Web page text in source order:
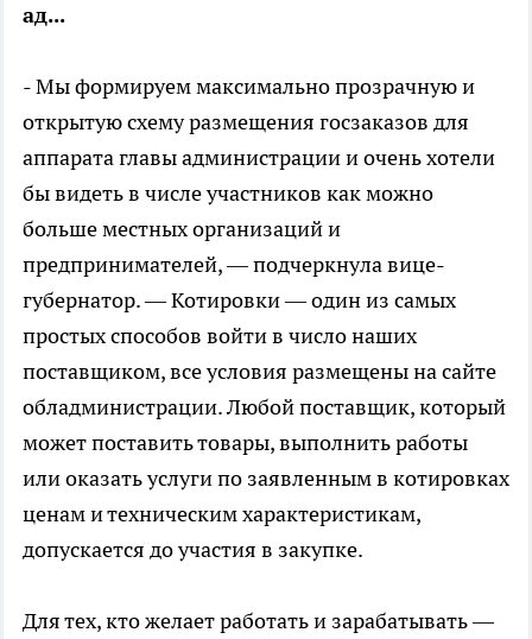
ад...
- Мы формируем максимально прозрачную и
открытую схему размещения госзаказов для
аппарата главы администрации и очень хотели
бы видеть в числе участников как можно
больше местных организаций и
предпринимателей, — подчеркнула вице-
губернатор. — Котировки — один из самых
простых способов войти в число наших
поставщиком, все условия размещены на сайте
обладминистрации. Любой поставщик, который
может поставить товары, выполнить работы
или оказать услуги по заявленным в котировках
ценам и техническим характеристикам,
допускается до участия в закупке.
Для тех, кто желает работать и зарабатывать —